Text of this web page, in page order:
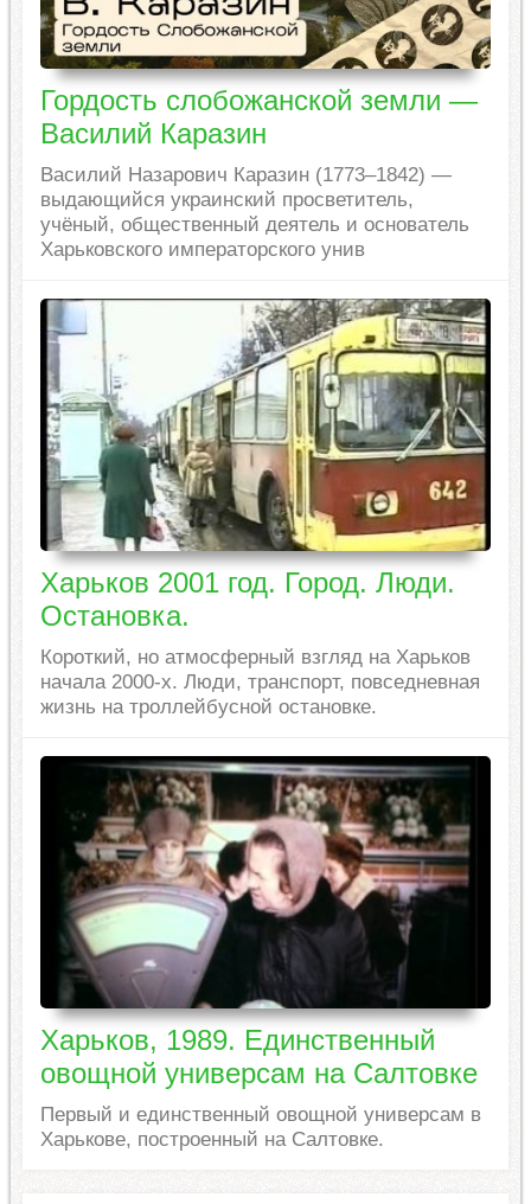
Гордость слобожанской земли —
Василий Каразин
Василий Назарович Каразин (1773–1842) —
выдающийся украинский просветитель,
учёный, общественный деятель и основатель
Харьковского императорского унив
Харьков 2001 год. Город. Люди.
Остановка.
Короткий, но атмосферный взгляд на Харьков
начала 2000-х. Люди, транспорт, повседневная
жизнь на троллейбусной остановке.
Харьков, 1989. Единственный
овощной универсам на Салтовке
Первый и единственный овощной универсам в
Харькове, построенный на Салтовке.